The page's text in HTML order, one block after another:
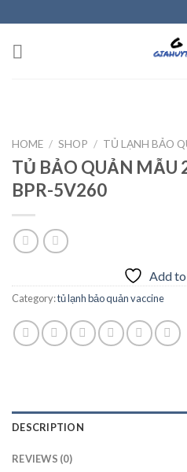
to
content
HOME / SHOP / TỦ LẠNH BẢO
TỦ BẢO QUẢN MẪU
BPR-5V260
Add
Category:tủ lạnh bảo quản vaccine
DESCRIPTION
REVIEWS (0)